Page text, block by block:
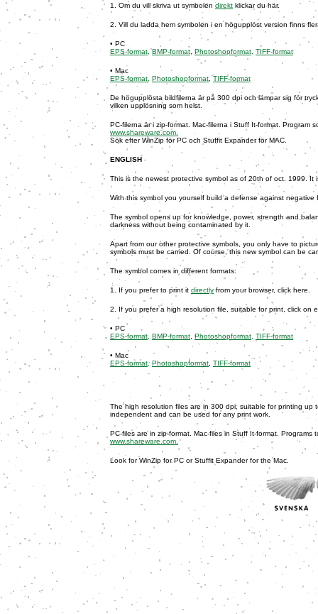
1. Om du vill skriva ut symbolen direkt klickar du här.
2. Vill du ladda hem symbolen i en högupplöst version finns
• PC
EPS-format, BMP-format Photoshopformat, TIFF-format
• Mac
EPS-format, Photoshopformat ,TIFF-format
De högupplösta bildfilerna är på 300 dpi och lämpar sig för
vilken upplösning som helst.
PC-filerna är i zip-format. Mac-filerna i Stuff It-format. Program
www.shareware.com.
Sök efter WinZip för PC och Stuffit Expander för MAC.
ENGLISH
This is the newest protective symbol as of 20th of oct. 1999.
With this symbol you yourself build a defense against
The symbol opens up for knowledge, power, strength and
darkness without being contaminated by it.
Apart from our other protective symbols, you only have to
symbols must be carried. Of course, this new symbol can be
The symbol comes in different formats:
1. If you prefer to print it directlyfrom your browser, click here.
2. If you prefer a high resolution file, suitable for print, click on
• PC
EPS-format, BMP-format Photoshopformat, TIFF-format
• Mac
EPS-format, Photoshopformat TIFF-format
The high resolution files are in 300 dpi, suitable for printing up
independent and can be used for any print work.
PC-files are in zip-format. Mac-files in Stuff It-format.
www.shareware.com.
Look for WinZip for PC or Stuffit Expander for the Mac.